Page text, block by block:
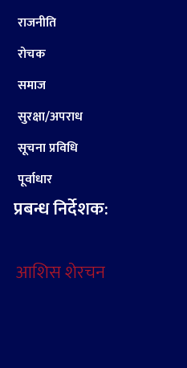
राजनीति
रोचक
समाज
सुरक्षा/अपराध
सूचना प्रविधि
पूर्वाधार
प्रबन्ध निर्देशक:
आशिस शेरचन